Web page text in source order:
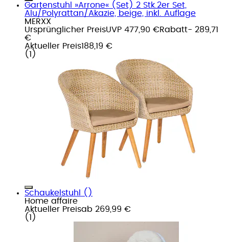
Gartenstuhl »Arrone« (Set) 2 Stk.2er Set,
Alu/Polyrattan/Akazie, beige, inkl. Auflage
MERXX
Ursprünglicher PreisUVP 477,90 €Rabatt- 289,71
€
Aktueller Preis188,19 €
( 1 )
Schaukelstuhl ()
Home affaire
Aktueller Preisab 269,99 €
( 1 )